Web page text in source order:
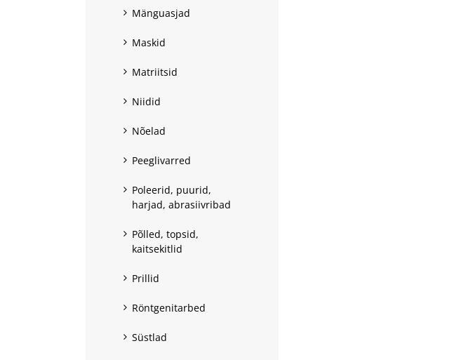
Mänguasjad
Maskid
Matriitsid
Niidid
Nõelad
Peeglivarred
Poleerid, puurid,
harjad, abrasiivribad
Põlled, topsid,
kaitsekitlid
Prillid
Röntgenitarbed
Süstlad